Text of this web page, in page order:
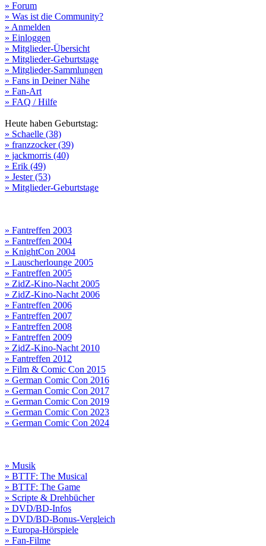
» Forum
» Was ist die Community?
» Anmelden
» Einloggen
» Mitglieder-Übersicht
» Mitglieder-Geburtstage
» Mitglieder-Sammlungen
» Fans in Deiner Nähe
» Fan-Art
» FAQ / Hilfe
Heute haben Geburtstag:
» Schaelle (38)
» franzzocker (39)
» jackmorris (40)
» Erik (49)
» Jester (53)
» Mitglieder-Geburtstage
» Fantreffen 2003
» Fantreffen 2004
» KnightCon 2004
» Lauscherlounge 2005
» Fantreffen 2005
» ZidZ-Kino-Nacht 2005
» ZidZ-Kino-Nacht 2006
» Fantreffen 2006
» Fantreffen 2007
» Fantreffen 2008
» Fantreffen 2009
» ZidZ-Kino-Nacht 2010
» Fantreffen 2012
» Film & Comic Con 2015
» German Comic Con 2016
» German Comic Con 2017
» German Comic Con 2019
» German Comic Con 2023
» German Comic Con 2024
» Musik
» BTTF: The Musical
» BTTF: The Game
» Scripte & Drehbücher
» DVD/BD-Infos
» DVD/BD-Bonus-Vergleich
» Europa-Hörspiele
» Fan-Filme